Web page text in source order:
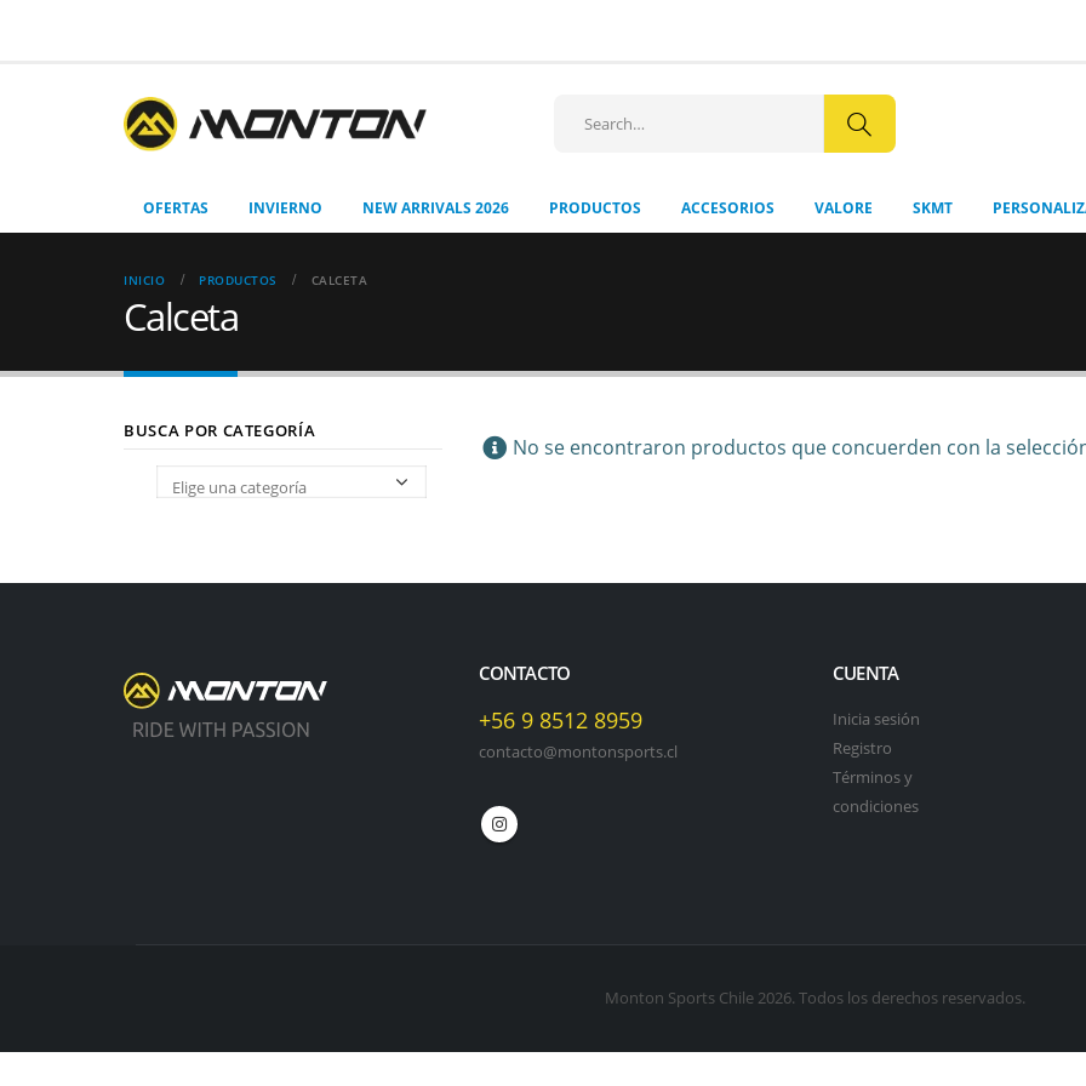
OFERTAS INVIERNO NEW ARRIVALS 2026 PRODUCTOS ACCESORIOS VALORE SKMT
INICIO PRODUCTOS CALCETA
Calceta
No se encontraron productos que concuerden con la
BUSCA POR CATEGORÍA
CONTACTO
+56 9 8512 8959
contacto@montonsports.cl
CUENTA
Inicia sesión
Registro
Términos y
condiciones
Monton Sports Chile 2026. Todos los derechos reservados.